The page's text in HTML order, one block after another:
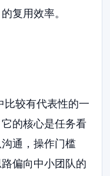
复用效率。
较有代表性的一
的核心是任务看
通，操作门槛
偏向中小团队的